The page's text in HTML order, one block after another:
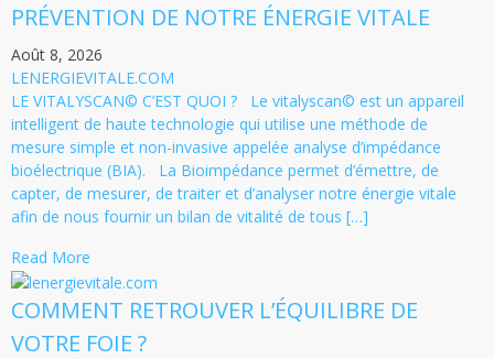
PRÉVENTION DE NOTRE ÉNERGIE VITALE
Août 8, 2026
LENERGIEVITALE.COM
LE VITALYSCAN© C’EST QUOI ? Le vitalyscan© est un appareil
intelligent de haute technologie qui utilise une méthode de
mesure simple et non-invasive appelée analyse d’impédance
bioélectrique (BIA). La Bioimpédance permet d’émettre, de
capter, de mesurer, de traiter et d’analyser notre énergie vitale
afin de nous fournir un bilan de vitalité de tous […]
Read More
COMMENT RETROUVER L’ÉQUILIBRE DE
VOTRE FOIE ?